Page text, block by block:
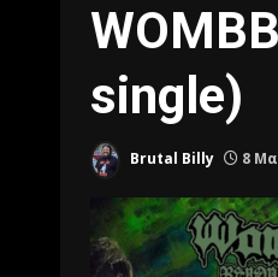
single)
Brutal Billy 8